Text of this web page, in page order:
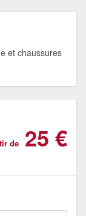
et chaussures
de 25 €